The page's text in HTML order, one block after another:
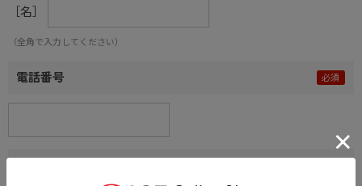
［名］
（全角で入力してください）
電話番号